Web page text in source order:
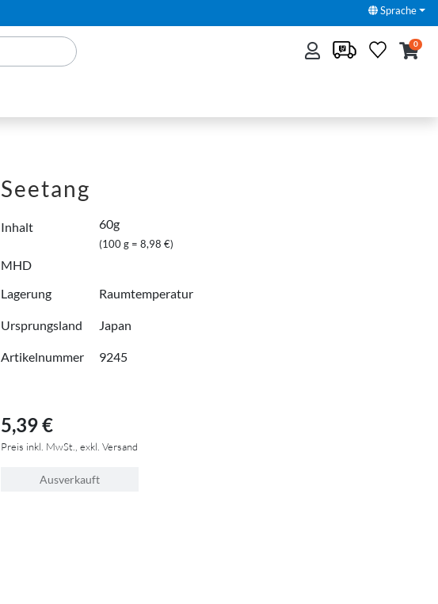
Sprache
0
Seetang
Inhalt 60g
(100 g = 8,98 €)
MHD
Lagerung
Raumtemperatur
Ursprungsland Japan
Artikelnummer 9245
5,39 €
Preis inkl. MwSt., exkl. Versand
Ausverkauft